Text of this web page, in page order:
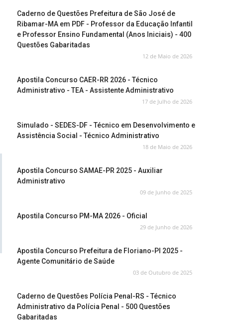
Caderno de Questões Prefeitura de São José de
Ribamar-MA em PDF - Professor da Educação Infantil
e Professor Ensino Fundamental (Anos Iniciais) - 400
Questões Gabaritadas
12 de Maio de 2026
Apostila Concurso CAER-RR 2026 - Técnico
Administrativo - TEA - Assistente Administrativo
17 de Julho de 2026
Simulado - SEDES-DF - Técnico em Desenvolvimento e
Assistência Social - Técnico Administrativo
18 de Maio de 2026
Apostila Concurso SAMAE-PR 2025 - Auxiliar
Administrativo
09 de Junho de 2025
Apostila Concurso PM-MA 2026 - Oficial
29 de Junho de 2026
Apostila Concurso Prefeitura de Floriano-PI 2025 -
Agente Comunitário de Saúde
03 de Outubro de 2025
Caderno de Questões Polícia Penal-RS - Técnico
Administrativo da Polícia Penal - 500 Questões
Gabaritadas